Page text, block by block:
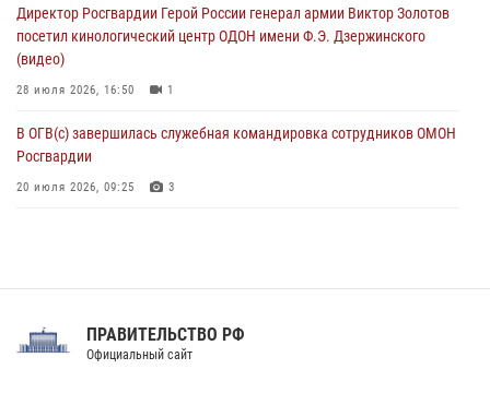
06 августа 2026, 10:13 1
Директор Росгвардии Герой России генерал армии Виктор Золотов
посетил кинологический центр ОДОН имени Ф.Э. Дзержинского
(видео)
28 июля 2026, 16:50 1
В ОГВ(с) завершилась служебная командировка сотрудников ОМОН
Росгвардии
20 июля 2026, 09:25 3
Праздник «Один день с Росгвардией» к 105-летию Центрального
ПРАВИТЕЛЬСТВО РФ
Официальный сайт